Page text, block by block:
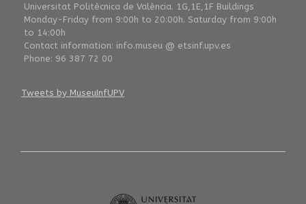
Universitat Politècnica de València. 1G,1E,1F Buildings
Monday-Friday from 9:00h to 20:00h. Saturday from 9:00h
to 14:00h
Contact information: info.museu @ etsinf.upv.es
Phone: 96 387 72 00
Tweets by MuseuInfUPV